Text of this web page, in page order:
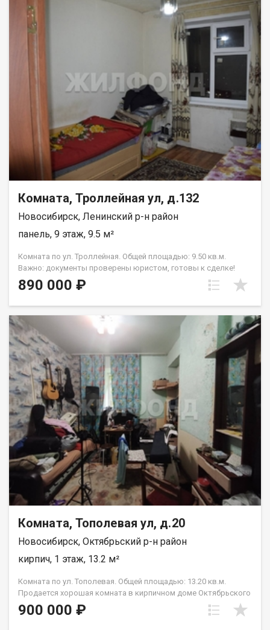
пляжа, спортивный клуб, остановка, хорошая транспортная
развязка, до МЕТРО 10-15 мин. Приглашаем на просмотр!!
Возможен обмен на вашу недвижимость. Возможна продажа
в рассрочку. При звонке, пожалуйста, сообщите номер
Комната, Троллейная ул, д.132
Новосибирск, Ленинский р-н район
панель, 9 этаж, 9.5 м²
Комната по ул. Троллейная. Общей площадью: 9.50 кв.м.
Важно: документы проверены юристом, готовы к сделке!
Предлагайте свою цену, готовы обсуждать! Продается
комната 9.5 кв.м, в четырёхкомнатной квартире. В хорошем
общего польлзования - в удовлетворительном состоянии.
Инфраструктура: в шаговой доступности детские сады,
школы, поликлиника. ТЦ Континент. Транспортная развязка: в
шаговой доступности остановки общественного транспорта.
Просмотр по договоренности. Рядом с объектом находятся:1
школа,3 детских сада,10 продуктовых магазинов,1
спортивное учреждение,1 лицей. Возможен обмен на вашу
недвижимость. Возможна продажа в рассрочку. При звонке,
пожалуйста, сообщите номер варианта - JV009054111723.
890 000 ₽
Комната, Тополевая ул, д.20
Новосибирск, Октябрьский р-н район
кирпич, 1 этаж, 13.2 м²
Комната по ул. Тополевая. Общей площадью: 13.20 кв.м.
Продается хорошая комната в кирпичном доме Октябрьского
района г.Новосибирска. Объект находится в квартире, в
которой есть 2 санузла.душевых и две кухонные зоны.
900 000 ₽